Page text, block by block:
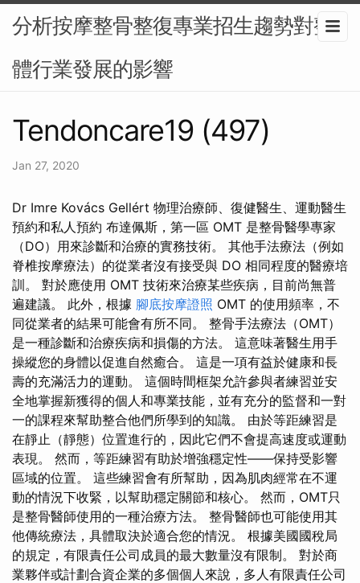
分析按摩整骨整復專業招生趨勢對整
體行業發展的影響
Tendoncare19 (497)
Jan 27, 2020
Dr Imre Kovács Gellért 物理治療師、復健醫生、運動醫生
預約和私人預約 布達佩斯，第一區 OMT 是整骨醫學專家
（DO）用來診斷和治療的實務技術。 其他手法療法（例如
脊椎按摩療法）的從業者沒有接受與 DO 相同程度的醫療培
訓。 對於應使用 OMT 技術來治療某些疾病，目前尚無普
遍建議。 此外，根據 腳底按摩證照 OMT 的使用頻率，不
同從業者的結果可能會有所不同。 整骨手法療法（OMT）
是一種診斷和治療疾病和損傷的方法。 這意味著醫生用手
操縱您的身體以促進自然癒合。 這是一項有益於健康和長
壽的充滿活力的運動。 這個時間框架允許參與者練習並安
全地掌握新獲得的個人和專業技能，並有充分的監督和一對
一的課程來幫助整合他們所學到的知識。 由於等距練習是
在靜止（靜態）位置進行的，因此它們不會提高速度或運動
表現。 然而，等距練習有助於增強穩定性——保持受影響
區域的位置。 這些練習會有所幫助，因為肌肉經常在不運
動的情況下收緊，以幫助穩定關節和核心。 然而，OMT只
是整骨醫師使用的一種治療方法。 整骨醫師也可能使用其
他傳統療法，具體取決於適合您的情況。 根據美國國稅局
的規定，有限責任公司成員的最大數量沒有限制。 對於商
業夥伴或計劃合資企業的多個個人來說，多人有限責任公司